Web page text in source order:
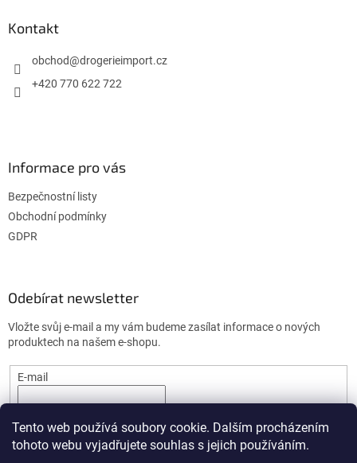
Tento web používá soubory cookie. Dalším procházením
tohoto webu vyjadřujete souhlas s jejich používáním.
Kontakt
obchod@drogerieimport.cz
+420 770 622 722
Informace pro vás
Bezpečnostní listy
Obchodní podmínky
GDPR
Odebírat newsletter
Vložte svůj e-mail a my vám budeme zasílat informace o nových
produktech na našem e-shopu.
E-mail